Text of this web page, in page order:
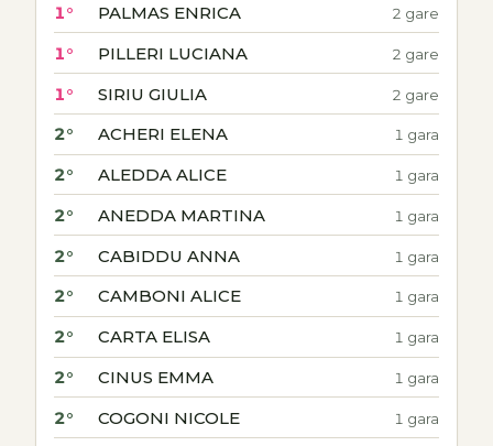
1° PALMAS ENRICA 2 gare
1° PILLERI LUCIANA 2 gare
1° SIRIU GIULIA 2 gare
2° ACHERI ELENA 1 gara
2° ALEDDA ALICE 1 gara
2° ANEDDA MARTINA 1 gara
2° CABIDDU ANNA 1 gara
2° CAMBONI ALICE 1 gara
2° CARTA ELISA 1 gara
2° CINUS EMMA 1 gara
2° COGONI NICOLE 1 gara